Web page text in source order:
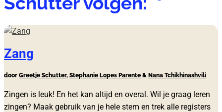
Zang
door Greetje Schutter, Stephanie Lopes Parente & Nana Tchikhinashvili
Zingen is leuk! En het kan altijd en overal. Wil je graag leren
zingen? Maak gebruik van je hele stem en trek alle registers